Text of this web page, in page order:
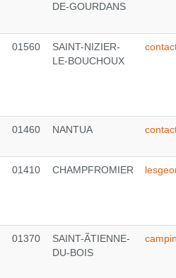
DE-GOURDANS
01560
SAINT-NIZIER-
LE-BOUCHOUX
01460 NANTUA
01410 CHAMPFROMIER
01370
SAINT-ÃTIENNE-
DU-BOIS